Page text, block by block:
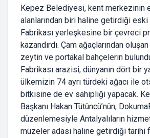
Kepez Belediyesi, kent merkezinin
alanlarından biri haline getirdiği eski
Fabrikası yerleşkesine bir çevreci
kazandırdı. Çam ağaçlarından
zeytin ve portakal bahçelerin
Fabrikası arazisi, dünyanın dört bir
ülkemizin 74 ayrı türdeki ağacı ile
bitkisine de ev sahipliği yapacak.
Başkanı Hakan Tütüncü’nün,
düzenlemesiyle Antalyalıların
müzeler adası haline getirdiği tarihi